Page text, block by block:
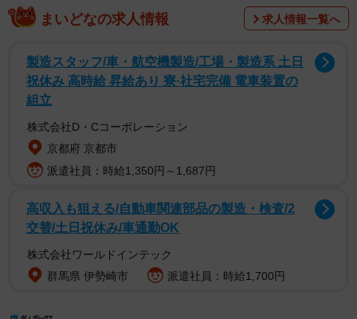
まいどなの求人情報 求人情報一覧へ
製造スタッフ/車・航空機製造/工場・製造系 土日
祝休み 高時給 昇給あり 寮·社宅完備 電車装置の
組立
株式会社D・Cコーポレーション
京都府 京都市
派遣社員：時給1,350円～1,687円
高収入も狙える/自動車関連部品の製造・検査/2
交替/土日祝休み/車通勤OK
株式会社ワールドインテック
群馬県 伊勢崎市
派遣社員：時給1,700円